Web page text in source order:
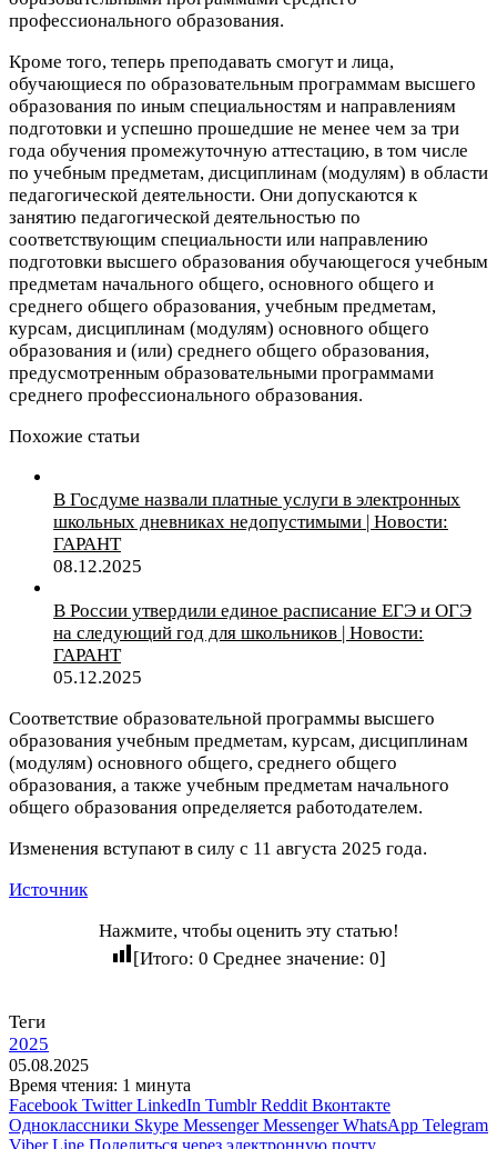
профессионального образования.
Кроме того, теперь преподавать смогут и лица,
обучающиеся по образовательным программам высшего
образования по иным специальностям и направлениям
подготовки и успешно прошедшие не менее чем за три
года обучения промежуточную аттестацию, в том числе
по учебным предметам, дисциплинам (модулям) в области
педагогической деятельности. Они допускаются к
занятию педагогической деятельностью по
соответствующим специальности или направлению
подготовки высшего образования обучающегося учебным
предметам начального общего, основного общего и
среднего общего образования, учебным предметам,
курсам, дисциплинам (модулям) основного общего
образования и (или) среднего общего образования,
предусмотренным образовательными программами
среднего профессионального образования.
Похожие статьи
В Госдуме назвали платные услуги в электронных
школьных дневниках недопустимыми | Новости:
ГАРАНТ
08.12.2025
В России утвердили единое расписание ЕГЭ и ОГЭ
на следующий год для школьников | Новости:
ГАРАНТ
05.12.2025
Соответствие образовательной программы высшего
образования учебным предметам, курсам, дисциплинам
(модулям) основного общего, среднего общего
образования, а также учебным предметам начального
общего образования определяется работодателем.
Изменения вступают в силу с 11 августа 2025 года.
Источник
Нажмите, чтобы оценить эту статью!
[Итого: 0 Среднее значение: 0]
Теги
2025
05.08.2025
Время чтения: 1 минута
Facebook Twitter LinkedIn Tumblr Reddit Вконтакте
Одноклассники Skype Messenger Messenger WhatsApp Telegram
Viber Line Поделиться через электронную почту